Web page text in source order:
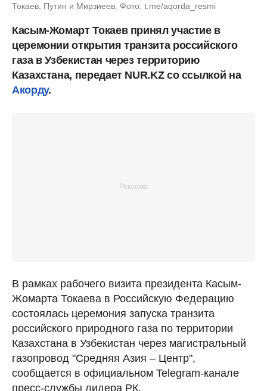
Токаев, Путин и Мирзиеев. Фото: t.me/aqorda_resmi
Касым-Жомарт Токаев принял участие в
церемонии открытия транзита российского
газа в Узбекистан через территорию
Казахстана, передает NUR.KZ со ссылкой на
Акорду.
В рамках рабочего визита президента Касым-
Жомарта Токаева в Российскую Федерацию
состоялась церемония запуска транзита
российского природного газа по территории
Казахстана в Узбекистан через магистральный
газопровод "Средняя Азия – Центр",
сообщается в официальном Telegram-канале
пресс-службы лидера РК.